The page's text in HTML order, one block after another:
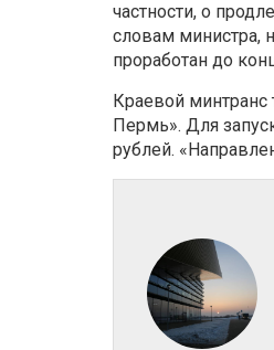
частности, о
словам министра,
проработан до
Краевой
Пермь». Для
рублей.